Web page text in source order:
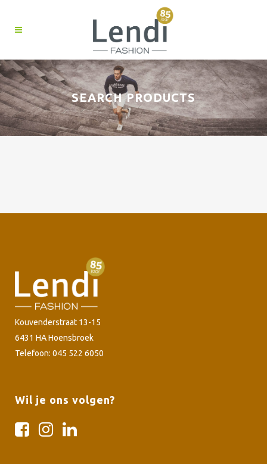
SEARCH PRODUCTS
Kouvenderstraat 13-15
6431 HA Hoensbroek
Telefoon: 045 522 6050
Wil je ons volgen?